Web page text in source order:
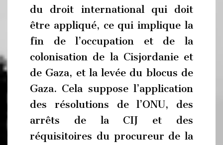
du droit international qui doit
être appliqué, ce qui implique la
fin de l’occupation et de la
colonisation de la Cisjordanie et
de Gaza, et la levée du blocus de
Gaza. Cela suppose l’application
des résolutions de l’ONU, des
arrêts de la CIJ et des
réquisitoires du procureur de la